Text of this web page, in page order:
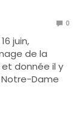
0
juin,
de la
et donnée il y
Notre-Dame